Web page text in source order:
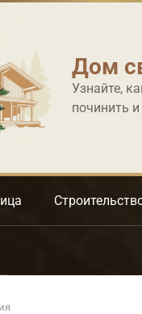
Дом
Узнайте,
починить